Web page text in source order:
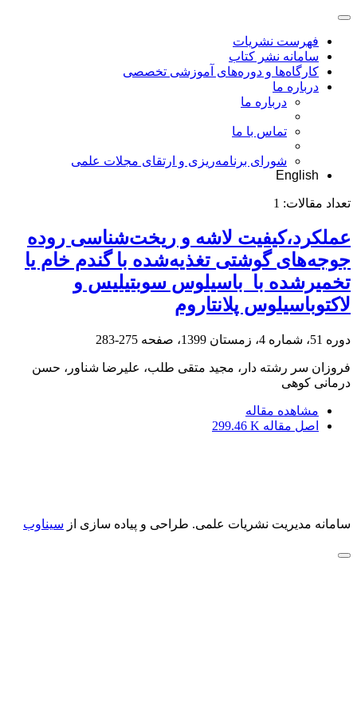
فهرست نشریات
سامانه نشر کتاب
کارگاه‌ها و دوره‌های آموزشی تخصصی
درباره ما
درباره ما
تماس با ما
شورای برنامه‌ریزی و ارتقای مجلات علمی
English
تعداد مقالات: 1
عملکرد،کیفیت لاشه و ریخت‌شناسی روده
جوجه‌های گوشتی تغذیه‌شده با گندم خام یا
تخمیرشده با ‏ باسیلوس سوبتیلیس و
لاکتوباسیلوس پلانتاروم
دوره 51، شماره 4، زمستان 1399، صفحه 275-283
فروزان سر رشته دار، مجید متقی طلب، علیرضا شناور، حسن
درمانی کوهی
مشاهده مقاله
اصل مقاله 299.46 K
سامانه مدیریت نشریات علمی. طراحی و پیاده سازی از سیناوب